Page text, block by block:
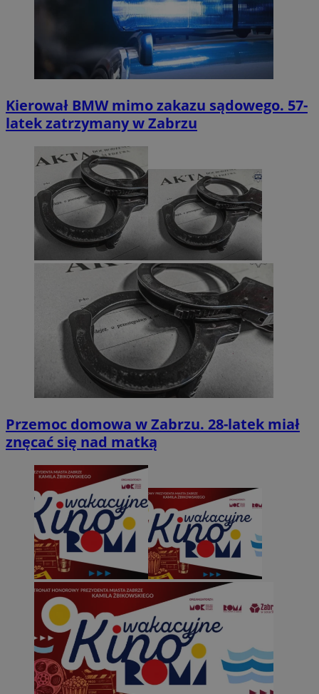
Kierował BMW mimo zakazu sądowego. 57-
latek zatrzymany w Zabrzu
Przemoc domowa w Zabrzu. 28-latek miał
znęcać się nad matką